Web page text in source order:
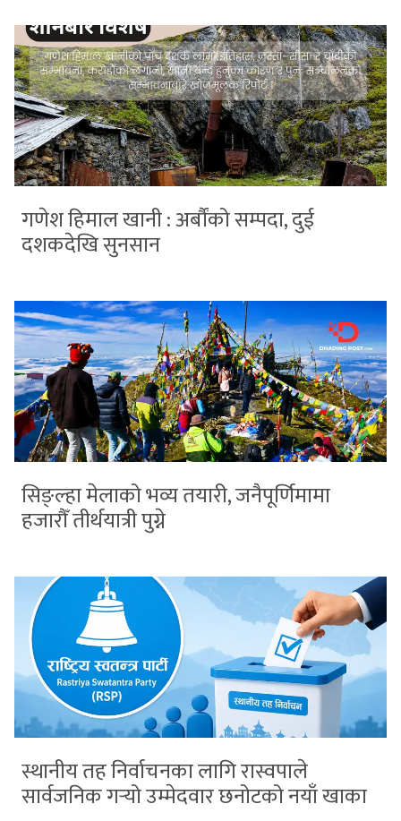
गणेश हिमाल खानी : अर्बौंको सम्पदा, दुई
दशकदेखि सुनसान
सिङ्ल्हा मेलाको भव्य तयारी, जनैपूर्णिमामा
हजारौँ तीर्थयात्री पुग्ने
स्थानीय तह निर्वाचनका लागि रास्वपाले
सार्वजनिक गर्‍यो उम्मेदवार छनोटको नयाँ खाका